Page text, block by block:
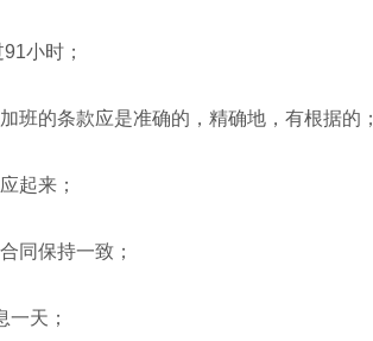
小时；
班的条款应是准确的，精确地，有根据的；
起来；
同保持一致；
天；